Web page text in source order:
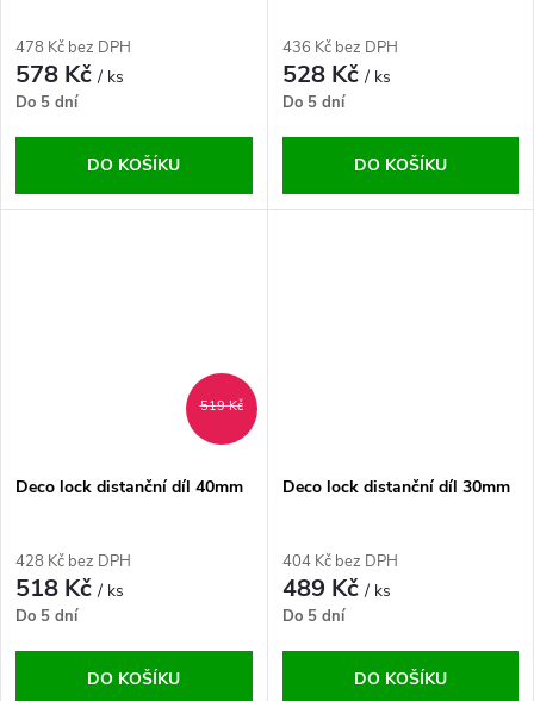
478 Kč bez DPH
578 Kč/ ks
Do 5 dní
DO KOŠÍKU
436 Kč bez DPH
528 Kč/ ks
Do 5 dní
DO KOŠÍKU
519 Kč
Deco lock distanční díl 40mm
428 Kč bez DPH
518 Kč/ ks
Do 5 dní
DO KOŠÍKU
Deco lock distanční díl 30mm
404 Kč bez DPH
489 Kč/ ks
Do 5 dní
DO KOŠÍKU